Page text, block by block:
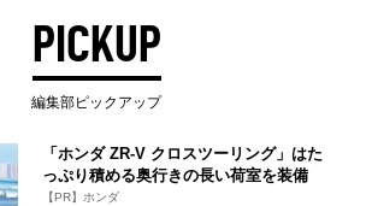
PICKUP
編集部ピックアップ
「ホンダ ZR-V クロスツーリング」はた
っぷり積める奥行きの長い荷室を装備
【PR】ホンダ